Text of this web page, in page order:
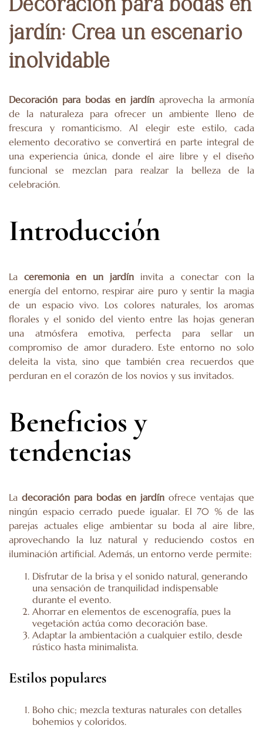
Decoración para bodas en
jardín: Crea un escenario
inolvidable
Decoración para bodas en jardín aprovecha la armonía
de la naturaleza para ofrecer un ambiente lleno de
frescura y romanticismo. Al elegir este estilo, cada
elemento decorativo se convertirá en parte integral de
una experiencia única, donde el aire libre y el diseño
funcional se mezclan para realzar la belleza de la
celebración.
Introducción
La ceremonia en un jardín invita a conectar con la
energía del entorno, respirar aire puro y sentir la magia
de un espacio vivo. Los colores naturales, los aromas
florales y el sonido del viento entre las hojas generan
una atmósfera emotiva, perfecta para sellar un
compromiso de amor duradero. Este entorno no solo
deleita la vista, sino que también crea recuerdos que
perduran en el corazón de los novios y sus invitados.
Beneficios y
tendencias
La decoración para bodas en jardín ofrece ventajas que
ningún espacio cerrado puede igualar. El 70 % de las
parejas actuales elige ambientar su boda al aire libre,
aprovechando la luz natural y reduciendo costos en
iluminación artificial. Además, un entorno verde permite:
Disfrutar de la brisa y el sonido natural, generando
una sensación de tranquilidad indispensable
durante el evento.
Ahorrar en elementos de escenografía, pues la
vegetación actúa como decoración base.
Adaptar la ambientación a cualquier estilo, desde
rústico hasta minimalista.
Estilos populares
Boho chic; mezcla texturas naturales con detalles
bohemios y coloridos.